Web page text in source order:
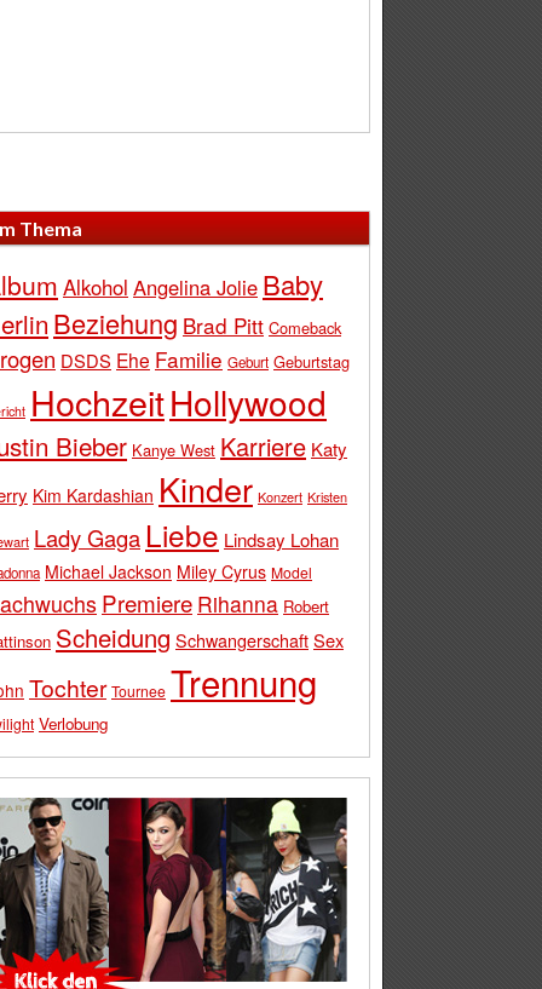
Thema
Alkohol Angelina Jolie Baby
Beziehung Brad Pitt Comeback
DSDS Ehe Familie Geburt Geburtstag
HochzeitHollywood
Bieber Kanye West Karriere Katy
Kim Kardashian Kinder Konzert Kristen
Lady Gaga Liebe Lindsay Lohan
Michael Jackson Miley Cyrus Model
Premiere Rihanna Robert
Scheidung SchwangerschaftSex
Tochter Tournee Trennung
Verlobung